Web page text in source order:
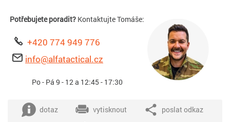
Potřebujete poradit? Kontaktujte Tomáše:
+420 774 949 776
info@alfatactical.cz
Po - Pá 9 - 12 a 12:45 - 17:30
dotaz vytisknout poslat odkaz